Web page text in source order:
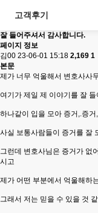
고객후기
잘 들어주셔서 감사합니다.
페이지 정보
김00 23-06-01 15:18 2,169 1
본문
제가 너무 억울해서 변호사사
여기가 제일 제 이야기를 잘
하나같이 입을 모아 증거,.증
사실 보통사람들이 증거를 잘
그런데 변호사님은 증거가 없
시고
제가 어떤 부분에서 억울해하
그래서 저는 믿을 수 있을 것